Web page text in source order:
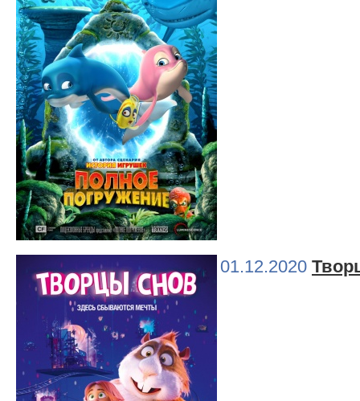
01.12.2020